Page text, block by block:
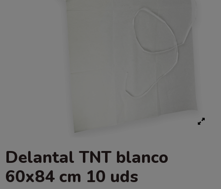
Delantal TNT blanco
60x84 cm 10 uds